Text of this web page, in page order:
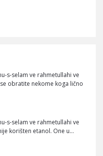
s-selam ve rahmetullahi ve
obratite nekome koga lično
s-selam ve rahmetullahi ve
korišten etanol. One u…